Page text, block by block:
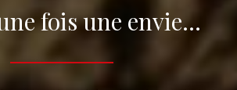
fois une envie…